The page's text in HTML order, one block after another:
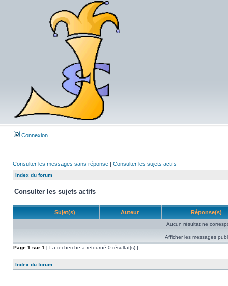
Connexion
Consulter les messages sans réponse | Consulter les sujets actifs
Index du forum
Consulter les sujets actifs
Sujet(s) Auteur Réponse(s)
Aucun résultat ne
Afficher les messages
Page 1 sur 1 [ La recherche a retourné 0 résultat(s) ]
Index du forum